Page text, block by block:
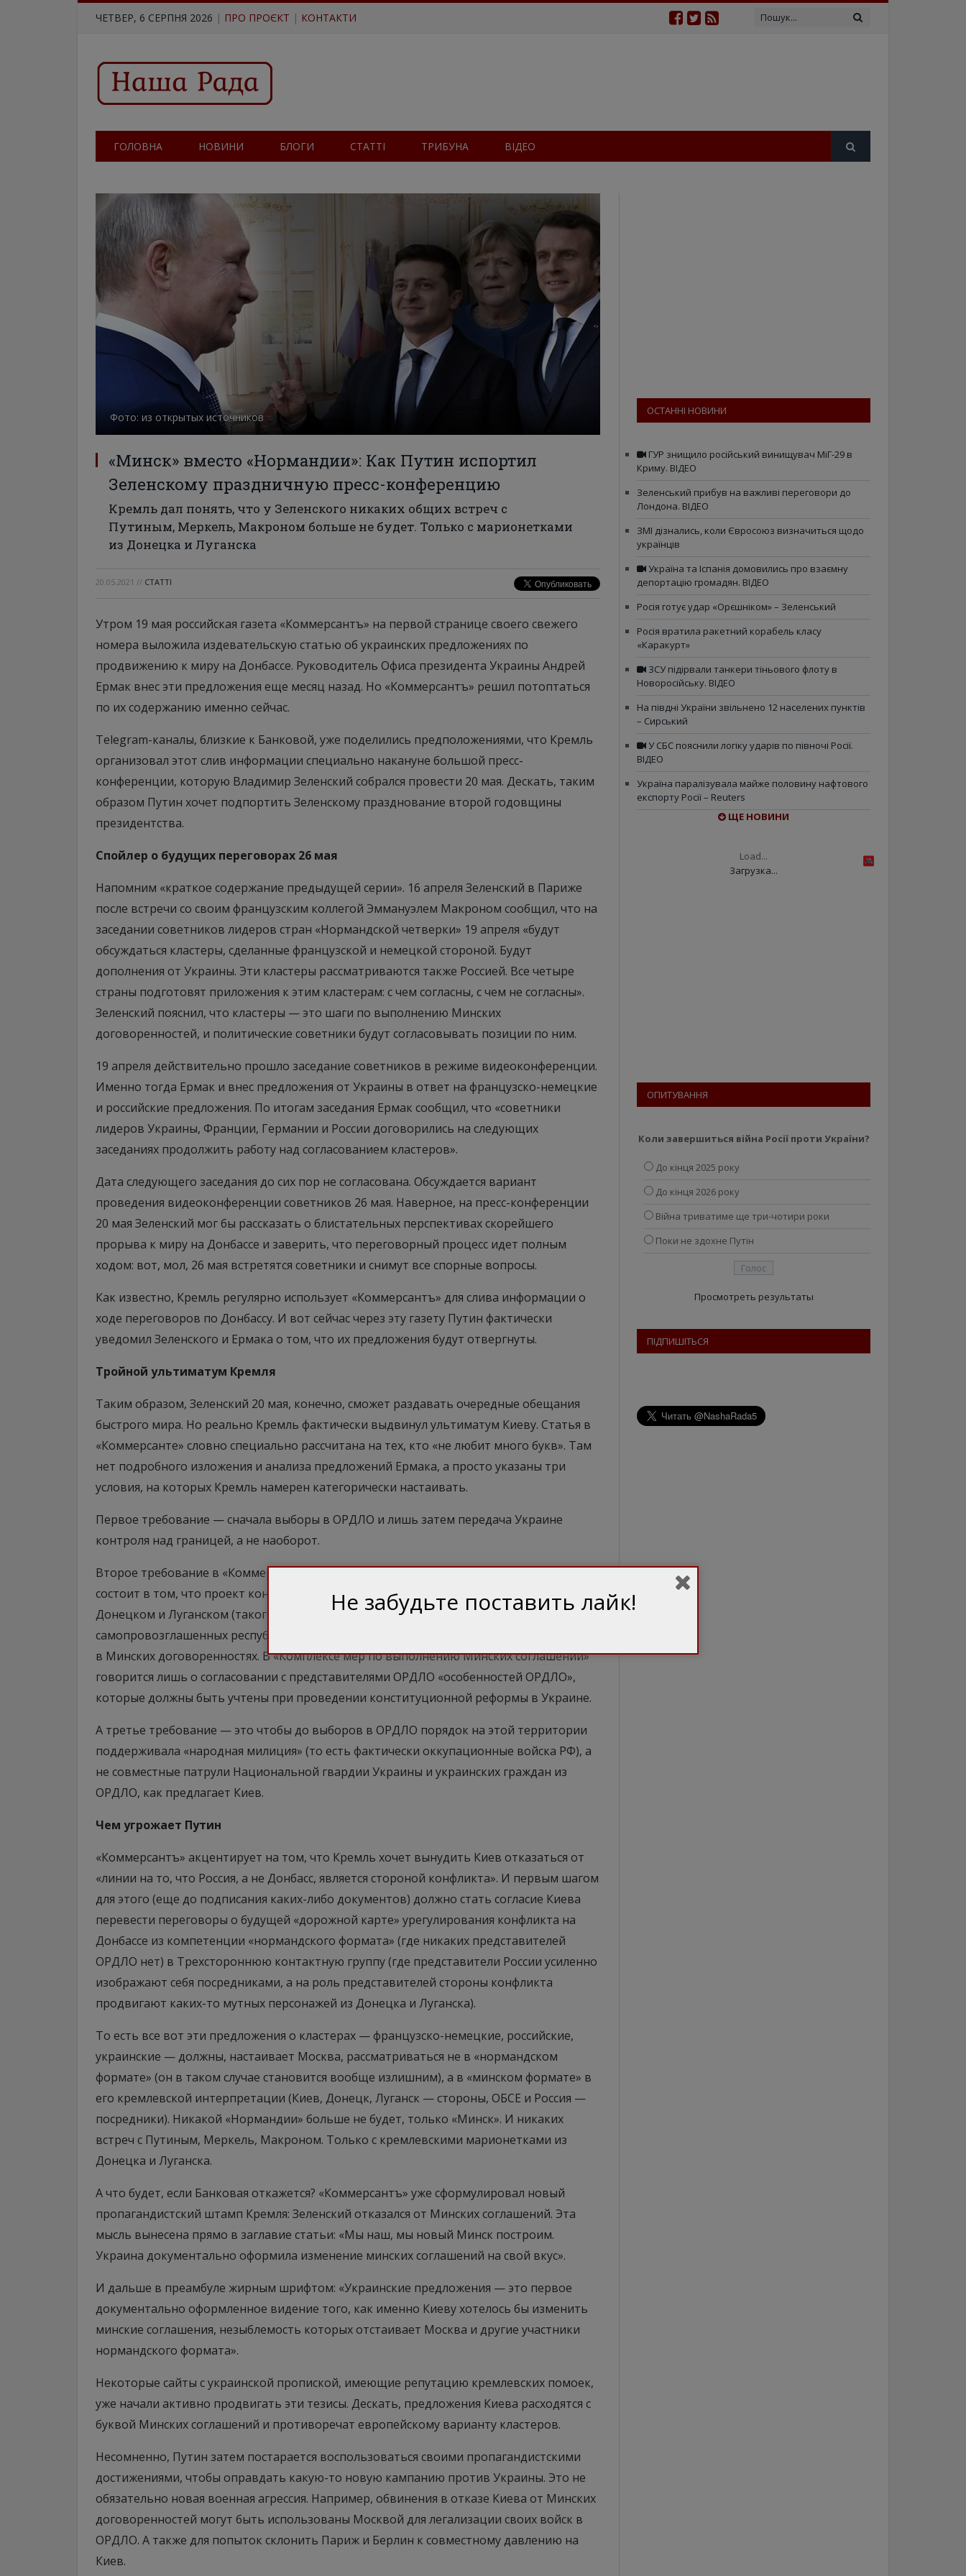
ЧЕТВЕР, 6 СЕРПНЯ 2026 | ПРО ПРОЄКТ | КОНТАКТИ
ГОЛОВНА НОВИНИ БЛОГИ СТАТТІ ТРИБУНА ВІДЕО
Фото: из открытых источников
«Минск» вместо «Нормандии»: Как Путин испортил
Зеленскому праздничную пресс-конференцию
Кремль дал понять, что у Зеленского никаких общих встреч с
Путиным, Меркель, Макроном больше не будет. Только с марионетками
из Донецка и Луганска
20.05.2021 // СТАТТІ
Утром 19 мая российская газета «Коммерсантъ» на первой странице своего свежего
номера выложила издевательскую статью об украинских предложениях по
продвижению к миру на Донбассе. Руководитель Офиса президента Украины Андрей
Ермак внес эти предложения еще месяц назад. Но «Коммерсантъ» решил потоптаться
по их содержанию именно сейчас.
Telegram-каналы, близкие к Банковой, уже поделились предположениями, что Кремль
организовал этот слив информации специально накануне большой пресс-
конференции, которую Владимир Зеленский собрался провести 20 мая. Дескать, таким
образом Путин хочет подпортить Зеленскому празднование второй годовщины
президентства.
Спойлер о будущих переговорах 26 мая
Напомним «краткое содержание предыдущей серии». 16 апреля Зеленский в Париже
после встречи со своим французским коллегой Эммануэлем Макроном сообщил, что на
заседании советников лидеров стран «Нормандской четверки» 19 апреля «будут
обсуждаться кластеры, сделанные французской и немецкой стороной. Будут
дополнения от Украины. Эти кластеры рассматриваются также Россией. Все четыре
страны подготовят приложения к этим кластерам: с чем согласны, с чем не согласны».
Зеленский пояснил, что кластеры — это шаги по выполнению Минских
договоренностей, и политические советники будут согласовывать позиции по ним.
19 апреля действительно прошло заседание советников в режиме видеоконференции.
Именно тогда Ермак и внес предложения от Украины в ответ на французско-немецкие
и российские предложения. По итогам заседания Ермак сообщил, что «советники
лидеров Украины, Франции, Германии и России договорились на следующих
заседаниях продолжить работу над согласованием кластеров».
Дата следующего заседания до сих пор не согласована. Обсуждается вариант
проведения видеоконференции советников 26 мая. Наверное, на пресс-конференции
20 мая Зеленский мог бы рассказать о блистательных перспективах скорейшего
прорыва к миру на Донбассе и заверить, что переговорный процесс идет полным
ходом: вот, мол, 26 мая встретятся советники и снимут все спорные вопросы.
Как известно, Кремль регулярно использует «Коммерсантъ» для слива информации о
ходе переговоров по Донбассу. И вот сейчас через эту газету Путин фактически
уведомил Зеленского и Ермака о том, что их предложения будут отвергнуты.
Тройной ультиматум Кремля
Таким образом, Зеленский 20 мая, конечно, сможет раздавать очередные обещания
быстрого мира. Но реально Кремль фактически выдвинул ультиматум Киеву. Статья в
«Коммерсанте» словно специально рассчитана на тех, кто «не любит много букв». Там
нет подробного изложения и анализа предложений Ермака, а просто указаны три
условия, на которых Кремль намерен категорически настаивать.
Первое требование — сначала выборы в ОРДЛО и лишь затем передача Украине
контроля над границей, а не наоборот.
Второе требование в «Коммерсанте» сформулировано так: «Российская позиция
состоит в том, что проект конституционной реформы надлежит согласовать с
Донецком и Луганском (такого же мнения придерживаются и власти
самопровозглашенных республик)». То есть Кремль требует от Банковой того, чего нет
в Минских договоренностях. В «Комплексе мер по выполнению Минских соглашений»
говорится лишь о согласовании с представителями ОРДЛО «особенностей ОРДЛО»,
которые должны быть учтены при проведении конституционной реформы в Украине.
А третье требование — это чтобы до выборов в ОРДЛО порядок на этой территории
поддерживала «народная милиция» (то есть фактически оккупационные войска РФ), а
не совместные патрули Национальной гвардии Украины и украинских граждан из
ОРДЛО, как предлагает Киев.
Чем угрожает Путин
«Коммерсантъ» акцентирует на том, что Кремль хочет вынудить Киев отказаться от
«линии на то, что Россия, а не Донбасс, является стороной конфликта». И первым шагом
для этого (еще до подписания каких-либо документов) должно стать согласие Киева
перевести переговоры о будущей «дорожной карте» урегулирования конфликта на
Донбассе из компетенции «нормандского формата» (где никаких представителей
ОРДЛО нет) в Трехстороннюю контактную группу (где представители России усиленно
изображают себя посредниками, а на роль представителей стороны конфликта
продвигают каких-то мутных персонажей из Донецка и Луганска).
То есть все вот эти предложения о кластерах — французско-немецкие, российские,
украинские — должны, настаивает Москва, рассматриваться не в «нормандском
формате» (он в таком случае становится вообще излишним), а в «минском формате» в
его кремлевской интерпретации (Киев, Донецк, Луганск — стороны, ОБСЕ и Россия —
посредники). Никакой «Нормандии» больше не будет, только «Минск». И никаких
встреч с Путиным, Меркель, Макроном. Только с кремлевскими марионетками из
Донецка и Луганска.
А что будет, если Банковая откажется? «Коммерсантъ» уже сформулировал новый
пропагандистский штамп Кремля: Зеленский отказался от Минских соглашений. Эта
мысль вынесена прямо в заглавие статьи: «Мы наш, мы новый Минск построим.
Украина документально оформила изменение минских соглашений на свой вкус».
И дальше в преамбуле жирным шрифтом: «Украинские предложения — это первое
документально оформленное видение того, как именно Киеву хотелось бы изменить
минские соглашения, незыблемость которых отстаивает Москва и другие участники
нормандского формата».
Некоторые сайты с украинской пропиской, имеющие репутацию кремлевских помоек,
уже начали активно продвигать эти тезисы. Дескать, предложения Киева расходятся с
буквой Минских соглашений и противоречат европейскому варианту кластеров.
Несомненно, Путин затем постарается воспользоваться своими пропагандистскими
достижениями, чтобы оправдать какую-то новую кампанию против Украины. Это не
обязательно новая военная агрессия. Например, обвинения в отказе Киева от Минских
договоренностей могут быть использованы Москвой для легализации своих войск в
ОРДЛО. А также для попыток склонить Париж и Берлин к совместному давлению на
Киев.
ОСТАННІ НОВИНИ
ГУР знищило російський винищувач МіГ-29 в
Криму. ВІДЕО
Зеленський прибув на важливі переговори до
Лондона. ВІДЕО
ЗМІ дізнались, коли Євросоюз визначиться щодо
українців
Україна та Іспанія домовились про взаємну
депортацію громадян. ВІДЕО
Росія готує удар «Орєшніком» – Зеленський
Росія вратила ракетний корабель класу
«Каракурт»
ЗСУ підірвали танкери тіньового флоту в
Новоросійську. ВІДЕО
На півдні України звільнено 12 населених пунктів
– Сирський
У СБС пояснили логіку ударів по півночі Росії.
ВІДЕО
Україна паралізувала майже половину нафтового
експорту Росії – Reuters
ЩЕ НОВИНИ
Load...
Загрузка...
ОПИТУВАННЯ
Коли завершиться війна Росії проти України?
До кінця 2025 року
До кінця 2026 року
Війна триватиме ще три-чотири роки
Поки не здохне Путін
Просмотреть результаты
ПІДПИШІТЬСЯ
Не забудьте поставить лайк!